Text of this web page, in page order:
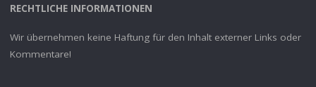
RECHTLICHE INFORMATIONEN
Wir übernehmen keine Haftung für den Inhalt externer Links oder
Kommentare!